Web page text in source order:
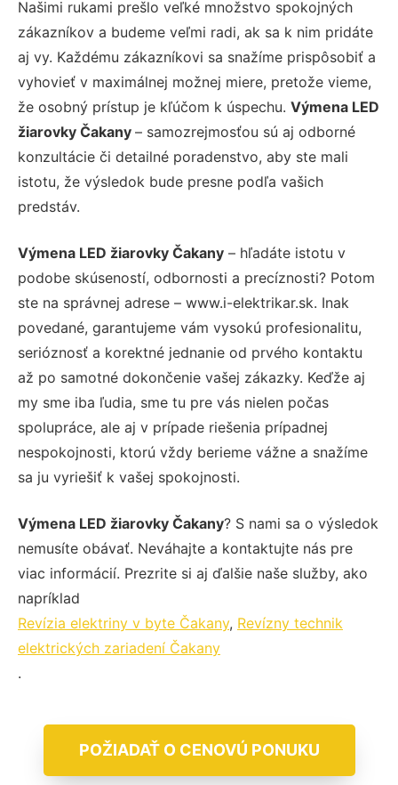
Našimi rukami prešlo veľké množstvo spokojných
zákazníkov a budeme veľmi radi, ak sa k nim pridáte
aj vy. Každému zákazníkovi sa snažíme prispôsobiť a
vyhovieť v maximálnej možnej miere, pretože vieme,
že osobný prístup je kľúčom k úspechu. Výmena LED
žiarovky Čakany – samozrejmosťou sú aj odborné
konzultácie či detailné poradenstvo, aby ste mali
istotu, že výsledok bude presne podľa vašich
predstáv.
Výmena LED žiarovky Čakany – hľadáte istotu v
podobe skúseností, odbornosti a precíznosti? Potom
ste na správnej adrese – www.i-elektrikar.sk. Inak
povedané, garantujeme vám vysokú profesionalitu,
serióznosť a korektné jednanie od prvého kontaktu
až po samotné dokončenie vašej zákazky. Keďže aj
my sme iba ľudia, sme tu pre vás nielen počas
spolupráce, ale aj v prípade riešenia prípadnej
nespokojnosti, ktorú vždy berieme vážne a snažíme
sa ju vyriešiť k vašej spokojnosti.
Výmena LED žiarovky Čakany? S nami sa o výsledok
nemusíte obávať. Neváhajte a kontaktujte nás pre
viac informácií. Prezrite si aj ďalšie naše služby, ako
napríklad
Revízia elektriny v byte Čakany, Revízny technik
elektrických zariadení Čakany
.
POŽIADAŤ O CENOVÚ PONUKU